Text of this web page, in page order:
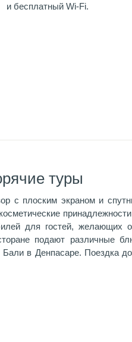
и бесплатный Wi-Fi.
туры
с плоским экраном и
для гостей, желающих
подают различные
в Денпасаре. Поездка